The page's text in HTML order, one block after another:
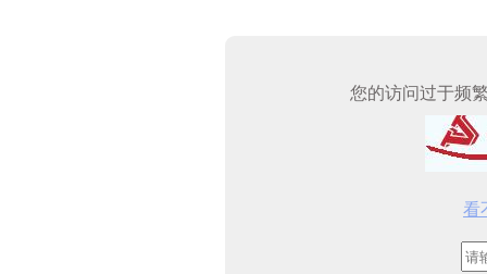
您的访问过于频
看